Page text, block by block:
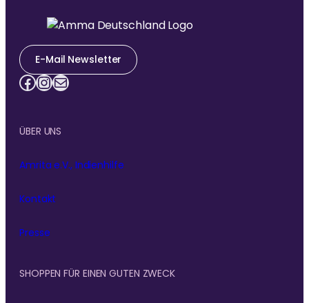
E-Mail Newsletter
Facebook InstagramE-Mail
ÜBER UNS
Amrita e.V., Indienhilfe
Kontakt
Presse
SHOPPEN FÜR EINEN GUTEN ZWECK